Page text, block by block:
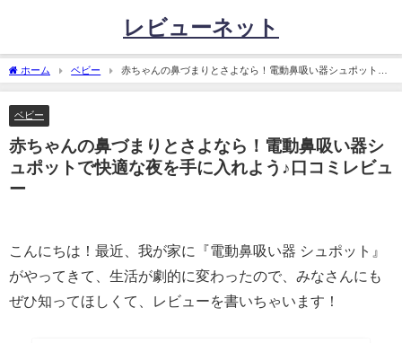
レビューネット
ホーム ベビー
赤ちゃんの鼻づまりとさよなら！電動鼻吸い器シュポットで
快適な夜を手に入れよう♪口コミレビュー
ベビー
赤ちゃんの鼻づまりとさよなら！電動鼻吸い器シ
ュポットで快適な夜を手に入れよう♪口コミレビュ
ー
こんにちは！最近、我が家に『電動鼻吸い器 シュポット』
がやってきて、生活が劇的に変わったので、みなさんにも
ぜひ知ってほしくて、レビューを書いちゃいます！